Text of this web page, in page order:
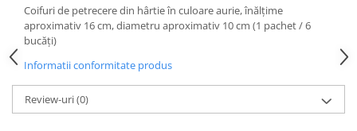
Coifuri de petrecere din hârtie în culoare aurie, înălțime
aproximativ 16 cm, diametru aproximativ 10 cm (1 pachet / 6
bucăți)
Informatii conformitate produs
Review-uri(0)